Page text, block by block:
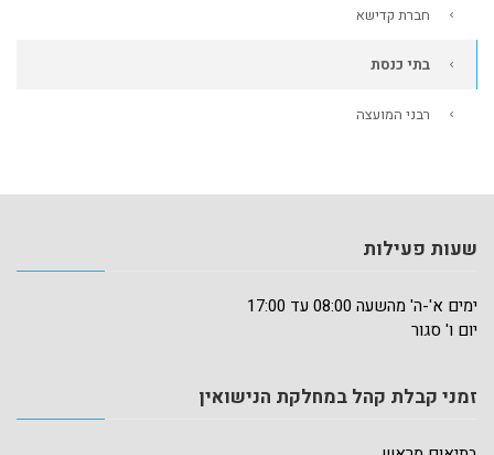
חברת קדישא
בתי כנסת
רבני המועצה
שעות פעילות
ימים א'-ה' מהשעה 08:00 עד 17:00
יום ו' סגור
זמני קבלת קהל במחלקת הנישואין